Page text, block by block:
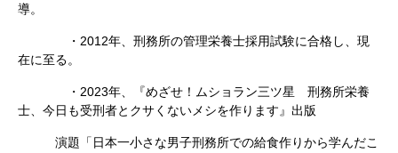
導。
・2012年、刑務所の管理栄養士採用試験に合格し、現
在に至る。
・2023年、『めざせ！ムショラン三ツ星 刑務所栄養
士、今日も受刑者とクサくないメシを作ります』出版
演題「日本一小さな男子刑務所での給食作りから学んだこ